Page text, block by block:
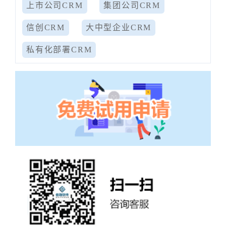
上市公司CRM 集团公司CRM
信创CRM 大中型企业CRM
私有化部署CRM